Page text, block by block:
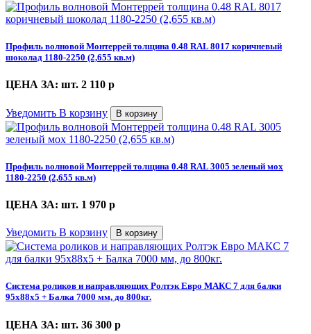
Профиль волновой Монтеррей толщина 0.48 RAL 8017 коричневый
шоколад 1180-2250 (2,655 кв.м)
ЦЕНА ЗА: шт. 2 110 p
Уведомить В корзину В корзину
Профиль волновой Монтеррей толщина 0.48 RAL 3005 зеленый мох
1180-2250 (2,655 кв.м)
ЦЕНА ЗА: шт. 1 970 p
Уведомить В корзину В корзину
Система роликов и направляющих Ролтэк Евро МАКС 7 для балки
95х88х5 + Балка 7000 мм, до 800кг.
ЦЕНА ЗА: шт. 36 300 p